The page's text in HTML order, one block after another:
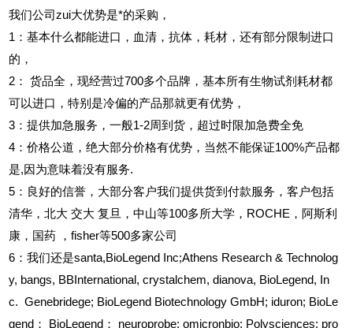
我们公司zui大优势是*的采购，
1 ：基本什么都能进口，血清，抗体，耗材，还有部分限制进口
的，
2 ：
货品全，现经营过700多个品牌，基本所有生物试剂耗材都
可以进口，特别是冷偏的产品那就更有优势，
3 ：提供加急服务，一般1-2周到货，超过时限加急费全免
4 ：价格公道，绝大部分价格有优势，当然不能保证100%产品都
是,因为意味着没有服务.
5 ：良好的信誉，大部分客户我们提供货到付款服务，客户包括
清华，北大 交大 复旦，中山等100多所大学，ROCHE，阿斯利
康，国药
，fisher等500多家公司
6 ：我们还是santa,BioLegend Inc;Athens Research & Technolog
y, bangs, BBInternational, crystalchem, dianova, BioLegend, In
c. Genebridege; BioLegend Biotechnology GmbH; iduron; BioLe
gend； BioLegend； neuroprobe; omicronbio; Polysciences; pro